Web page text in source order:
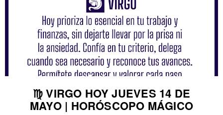
♍ VIRGO HOY JUEVES 14 DE
MAYO | HORÓSCOPO MÁGICO